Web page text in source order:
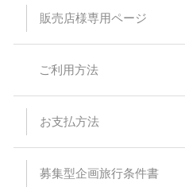
スタンダードバスご利用の際
付後または旅行代金をお支払
合でも差額の徴収及び払い戻し
お見えにならない場合でもバ
絡は致しません。
乗車場所にいらっしゃらない
販売店様専用ページ
ご利用方法
お支払方法
募集型企画旅行条件書